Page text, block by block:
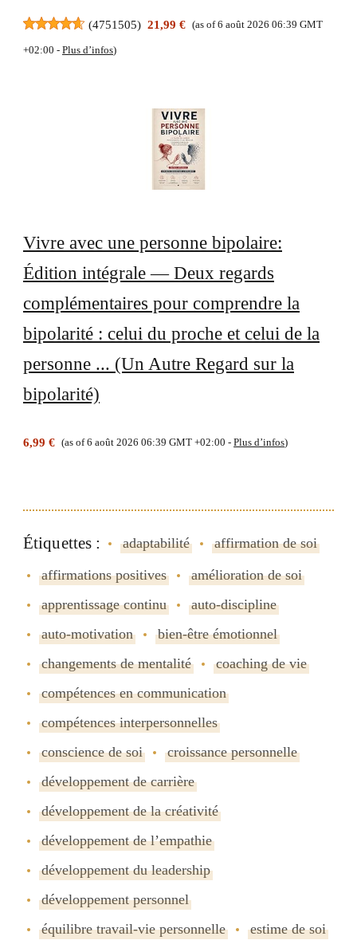
(4751505) 21,99 € (as of 6 août 2026 06:39 GMT
+02:00 - Plus d’infos)
Vivre avec une personne bipolaire:
Édition intégrale — Deux regards
complémentaires pour comprendre la
bipolarité : celui du proche et celui de la
personne ... (Un Autre Regard sur la
bipolarité)
6,99 € (as of 6 août 2026 06:39 GMT +02:00 -Plus d’infos)
Étiquettes : adaptabilité
affirmation de soi
affirmations positives
amélioration de soi
apprentissage continu
auto-discipline
auto-motivation
bien-être émotionnel
changements de mentalité
coaching de vie
compétences en communication
compétences interpersonnelles
conscience de soi
croissance personnelle
développement de carrière
développement de la créativité
développement de lʼempathie
développement du leadership
développement personnel
équilibre travail-vie personnelle
estime de soi